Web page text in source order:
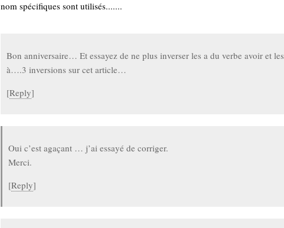
nom spécifiques sont utilisés.......
Bon anniversaire… Et essayez de ne plus inverser les a du verbe avoir et les
à….3 inversions sur cet article…
[Reply]
Oui c’est agaçant … j’ai essayé de corriger.
Merci.
[Reply]